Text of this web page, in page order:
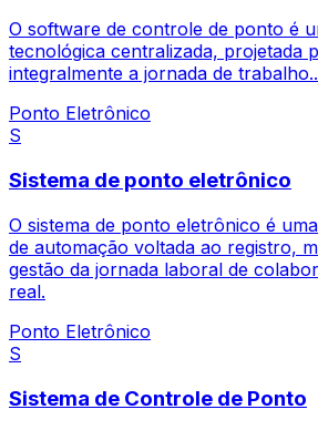
O software de controle de ponto é
tecnológica centralizada, projetada
integralmente a jornada de
Ponto Eletrônico
S
Sistema de ponto eletrônico
O sistema de ponto eletrônico é
de automação voltada ao registro,
gestão da jornada laboral de
real.
Ponto Eletrônico
S
Sistema de Controle de Ponto